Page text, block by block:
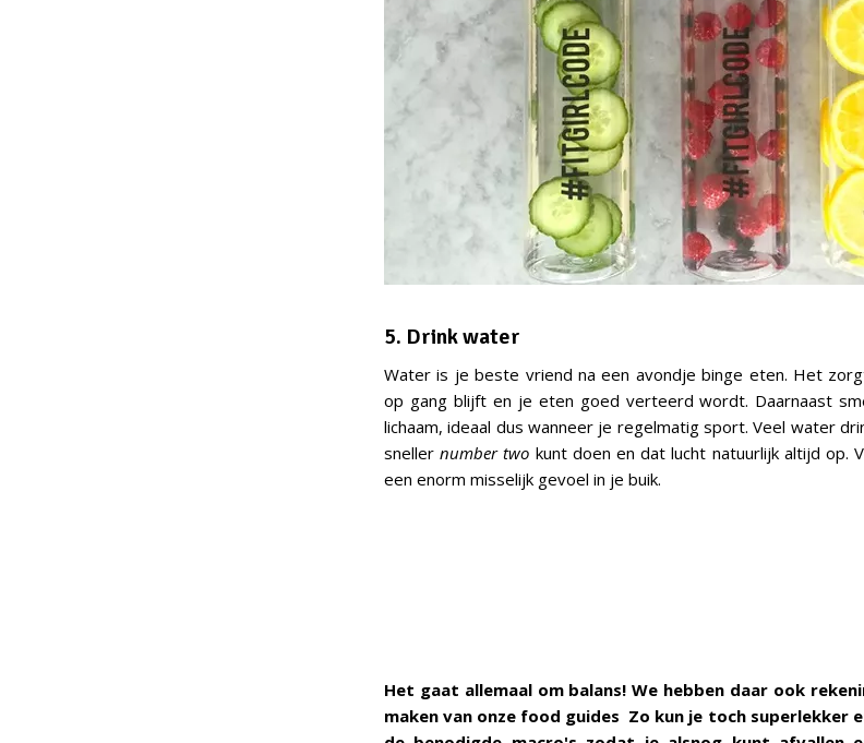
5. Drink water
Water is je beste vriend na een avondje binge eten. Het
op gang blijft en je eten goed verteerd wordt. Daarnaast
lichaam, ideaal dus wanneer je regelmatig sport. Veel water
snellernumber two kunt doen en dat lucht natuurlijk altijd op.
een enorm misselijk gevoel in je buik.
Het gaat allemaal om balans! We hebben daar ook
maken van onze food guides Zo kun je toch superlekker